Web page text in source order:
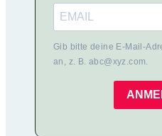
Gib bitte deine E-Mail-
an, z. B. abc@xyz.com.